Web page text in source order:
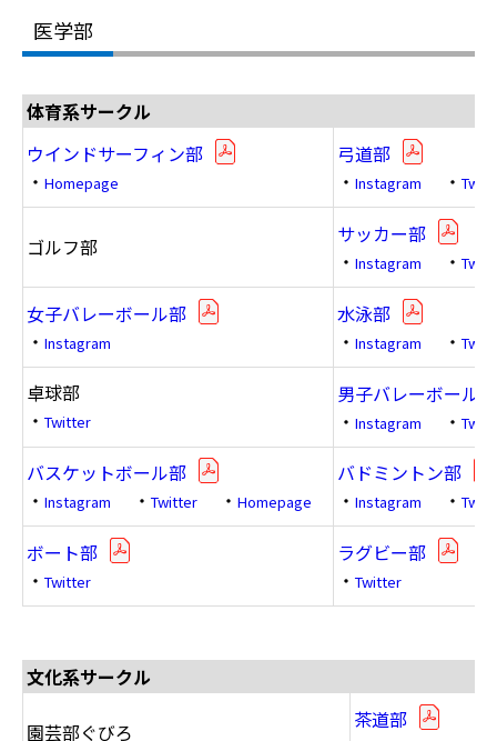
医学部
体育系サークル
ウインドサーフィン部
・ Homepage
弓道部
・ Instagram ・
ゴルフ部
サッカー部
・ Instagram ・
女子バレーボール部
・ Instagram
水泳部
・ Instagram ・
卓球部
・ Twitter
男子バレーボール部
・ Instagram ・
バスケットボール部
・ Instagram ・ Twitter ・ Homepage
バドミントン部
・ Instagram ・
ボート部
・ Twitter
ラグビー部
・ Twitter
文化系サークル
園芸部ぐびろ
茶道部